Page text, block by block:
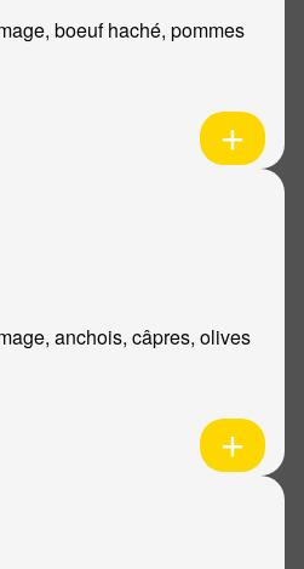
boeuf haché, pommes
anchois, câpres, olives